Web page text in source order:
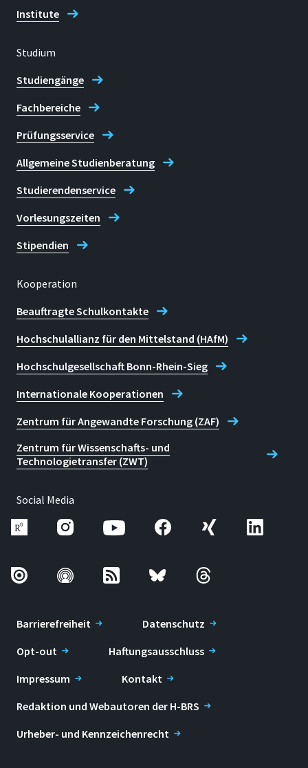
Telefon
+49 2241 865 458
Institute
Studium
Studiengänge
Fachbereiche
Prüfungsservice
Allgemeine Studienberatung
Studierendenservice
Vorlesungszeiten
Stipendien
Kooperation
Beauftragte Schulkontakte
Hochschulallianz für den Mittelstand (HAfM)
Hochschulgesellschaft Bonn-Rhein-Sieg
Internationale Kooperationen
Zentrum für Angewandte Forschung (ZAF)
Zentrum für Wissenschafts- und
Technologietransfer (ZWT)
Social Media
Barrierefreiheit
Datenschutz
Opt-out
Haftungsausschluss
Impressum
Kontakt
Redaktion und Webautoren der H-BRS
Urheber- und Kennzeichenrecht